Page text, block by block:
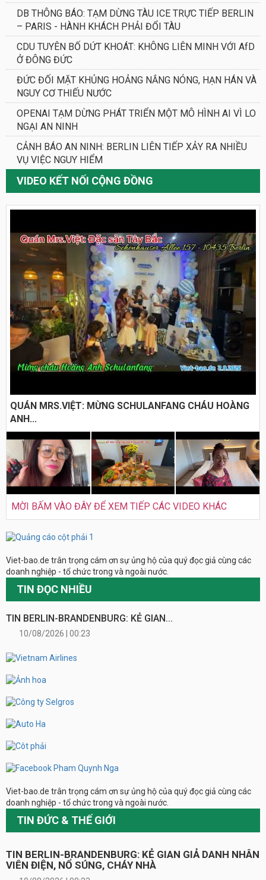
DB THÔNG BÁO: TẠM DỪNG TÀU ICE TRỰC TIẾP BERLIN
– PARIS - HÀNH KHÁCH PHẢI ĐỔI TÀU
CDU TUYÊN BỐ DỨT KHOÁT: KHÔNG LIÊN MINH VỚI AfD
Ở ĐÔNG ĐỨC
ĐỨC ĐỐI MẶT KHỦNG HOẢNG NẮNG NÓNG, HẠN HÁN VÀ
NGUY CƠ THIẾU NƯỚC
OPENAI TẠM DỪNG PHÁT TRIỂN MỘT MÔ HÌNH AI VÌ LO
NGẠI AN NINH
CẢNH BÁO AN NINH: BERLIN LIÊN TIẾP XẢY RA NHIỀU
VỤ VIỆC NGUY HIỂM
VIDEO KẾT NỐI CỘNG ĐỒNG
QUÁN MRS.VIỆT: MỪNG SCHULANFANG CHÁU HOÀNG
ANH...
MỜI BẤM VÀO ĐÂY ĐỂ XEM TIẾP CÁC VIDEO KHÁC
Viet-bao.de trân trọng cám ơn sự ủng hộ của quý đọc giả cùng các
doanh nghiệp - tổ chức trong và ngoài nước.
TIN ĐỌC NHIỀU
TIN BERLIN-BRANDENBURG: KẺ GIAN...
10/08/2026 | 00:23
Viet-bao.de trân trọng cám ơn sự ủng hộ của quý đọc giả cùng các
doanh nghiệp - tổ chức trong và ngoài nước.
TIN ĐỨC & THẾ GIỚI
TIN BERLIN-BRANDENBURG: KẺ GIAN GIẢ DANH NHÂN
VIÊN ĐIỆN, NỔ SÚNG, CHÁY NHÀ